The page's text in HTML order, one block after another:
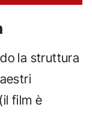
la struttura
(il film è